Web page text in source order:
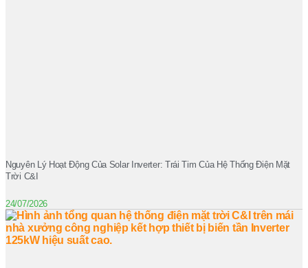
Nguyên Lý Hoạt Động Của Solar Inverter: Trái Tim Của Hệ Thống Điện Mặt
Trời C&I
24/07/2026